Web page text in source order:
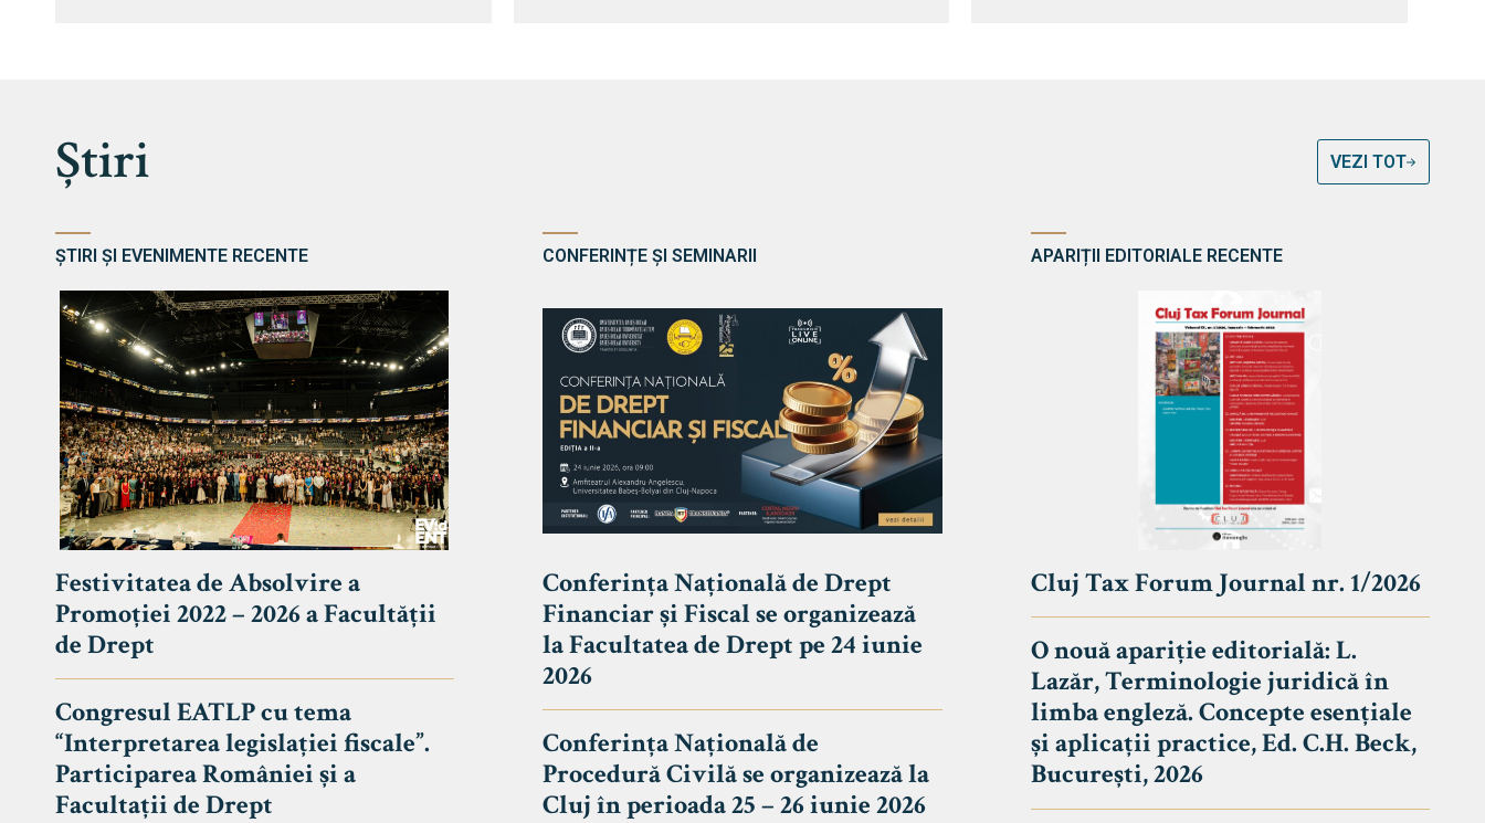
Știri VEZI TOT
ȘTIRI ȘI EVENIMENTE RECENTE
Festivitatea de Absolvire a
Promoției 2022 – 2026 a Facultății
de Drept
Congresul EATLP cu tema
“Interpretarea legislației fiscale”.
Participarea României și a
Facultații de Drept
CONFERINȚE ȘI SEMINARII
Conferința Națională de Drept
Financiar și Fiscal se organizează
la Facultatea de Drept pe 24 iunie
2026
Conferința Națională de
Procedură Civilă se organizează la
Cluj în perioada 25 – 26 iunie 2026
APARIȚII EDITORIALE RECENTE
Cluj Tax Forum Journal nr. 1/2026
O nouă apariție editorială: L.
Lazăr, Terminologie juridică în
limba engleză. Concepte esențiale
și aplicații practice, Ed. C.H. Beck,
București, 2026